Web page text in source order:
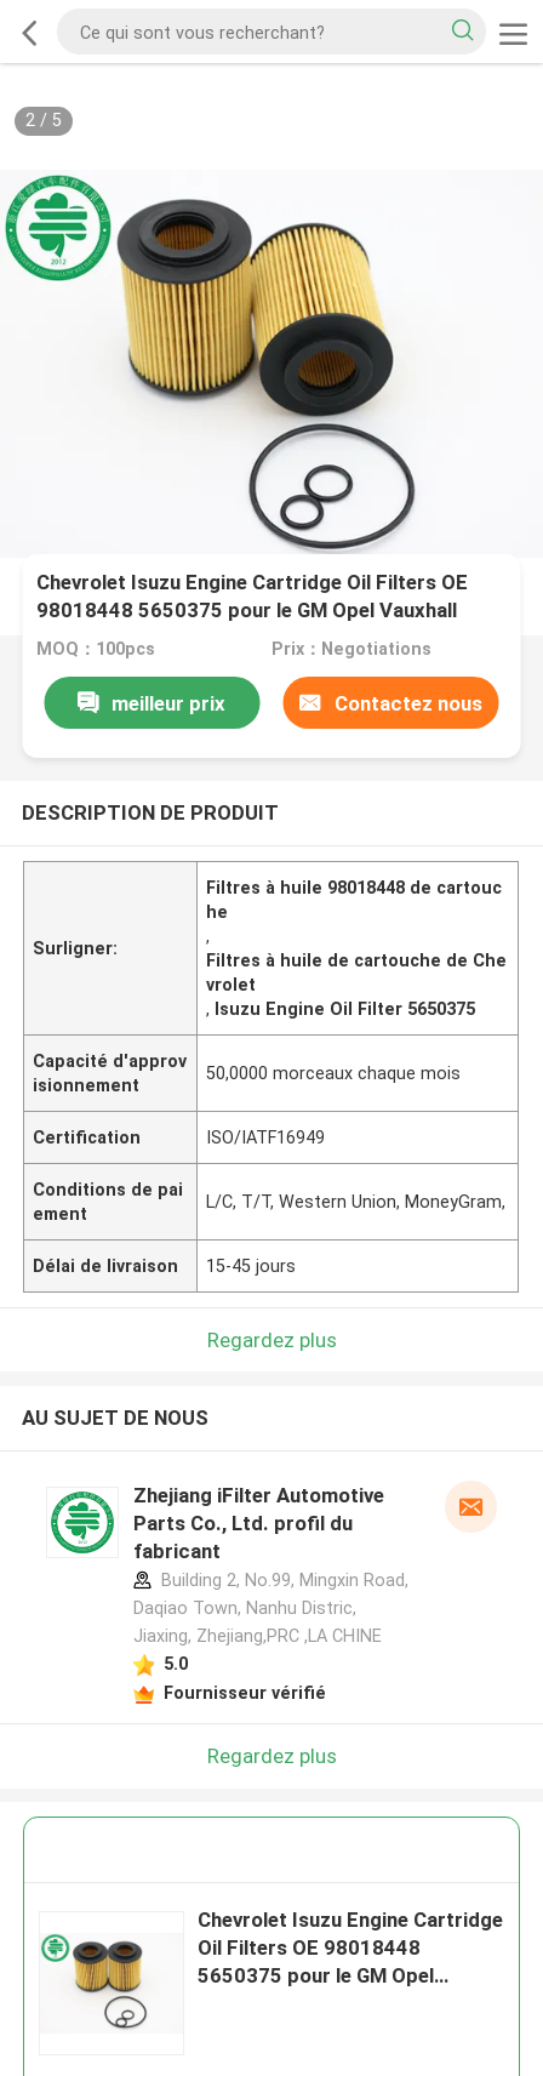
2/ 5
Chevrolet Isuzu Engine Cartridge Oil Filters OE
98018448 5650375 pour le GM Opel Vauxhall
MOQ：100pcs Prix：Negotiations
meilleur prix Contactez nous
DESCRIPTION DE PRODUIT
Surligner:
Filtres à huile 98018448 de cartouc
he
,
Filtres à huile de cartouche de Che
vrolet
, Isuzu Engine Oil Filter 5650375
Capacité d'approv
isionnement
50,0000 morceaux chaque mois
Certification ISO/IATF16949
Conditions de pai
ement
L/C, T/T, Western Union, MoneyGram,
Délai de livraison 15-45 jours
Regardez plus
AU SUJET DE NOUS
Zhejiang iFilter Automotive
Parts Co., Ltd. profil du
fabricant
Building 2, No.99, Mingxin Road,
Daqiao Town, Nanhu Distric,
Jiaxing, Zhejiang,PRC ,LA CHINE
5.0
Fournisseur vérifié
Regardez plus
Chevrolet Isuzu Engine Cartridge
Oil Filters OE 98018448
5650375 pour le GM Opel